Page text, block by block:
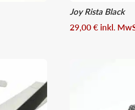
Joy Rista Black
29,00€ inkl.